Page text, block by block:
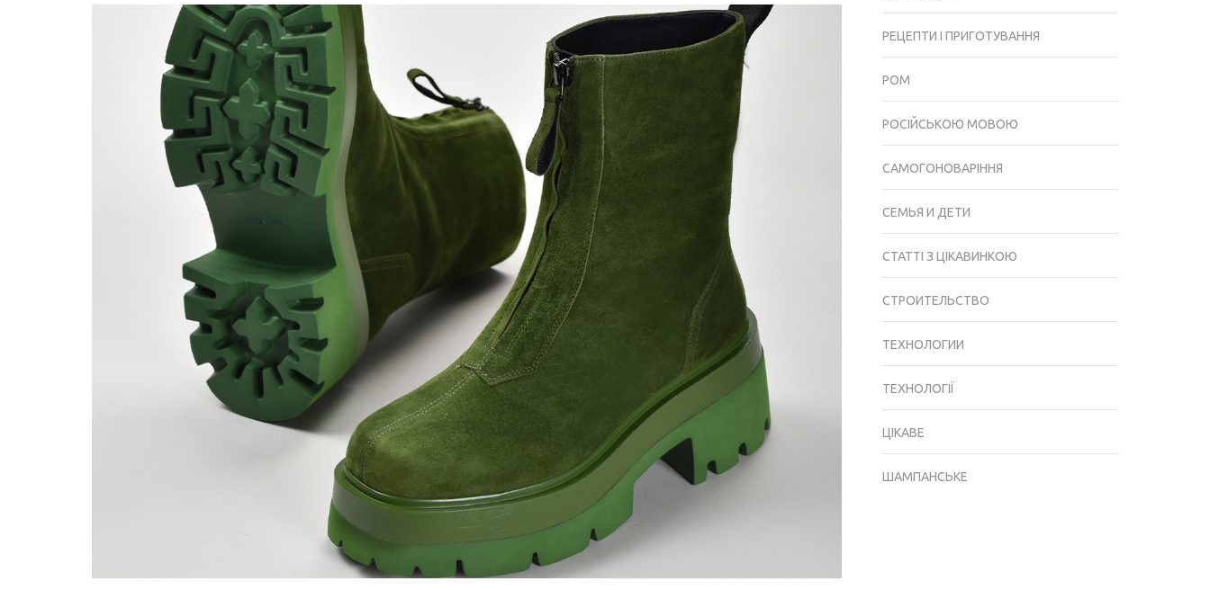
РЕЦЕПТИ І ПРИГОТУВАННЯ
РОМ
РОСІЙСЬКОЮ МОВОЮ
САМОГОНОВАРІННЯ
СЕМЬЯ И ДЕТИ
СТАТТІ З ЦІКАВИНКОЮ
СТРОИТЕЛЬСТВО
ТЕХНОЛОГИИ
ТЕХНОЛОГІЇ
ЦІКАВЕ
ШАМПАНСЬКЕ